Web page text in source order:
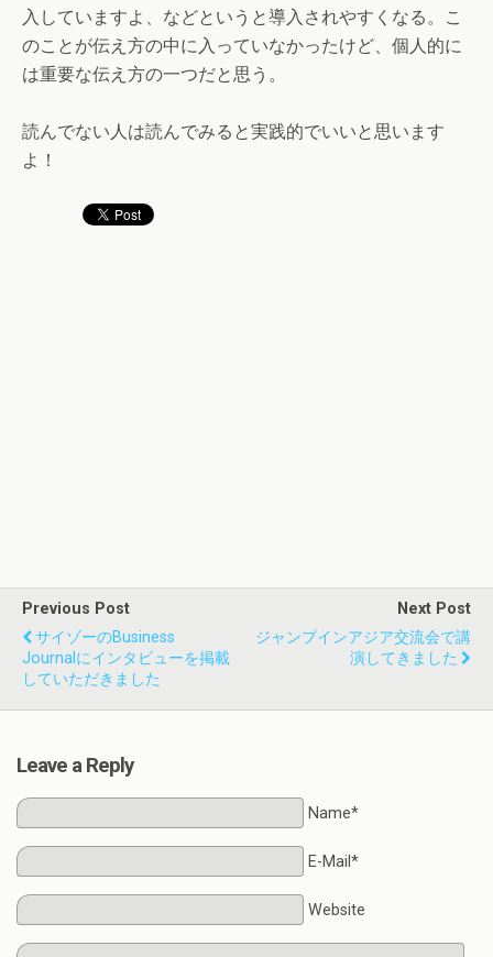
入していますよ、などというと導入されやすくなる。こ
のことが伝え方の中に入っていなかったけど、個人的に
は重要な伝え方の一つだと思う。
読んでない人は読んでみると実践的でいいと思います
よ！
Previous Post
サイゾーのBusiness
Journalにインタビューを掲載
していただきました
Next Post
ジャンプインアジア交流会で講
演してきました
Leave a Reply
Name*
E-Mail*
Website